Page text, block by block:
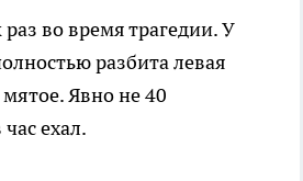
во время трагедии. У
разбита левая
Явно не 40
ехал.